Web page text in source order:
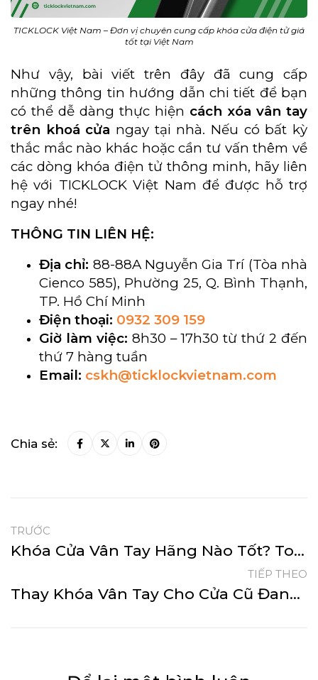
TICKLOCK Việt Nam – Đơn vị chuyên cung cấp khóa cửa điện tử giá
tốt tại Việt Nam
Như vậy, bài viết trên đây đã cung cấp
những thông tin hướng dẫn chi tiết để bạn
có thể dễ dàng thực hiện cách xóa vân tay
trên khoá cửa ngay tại nhà. Nếu có bất kỳ
thắc mắc nào khác hoặc cần tư vấn thêm về
các dòng khóa điện tử thông minh, hãy liên
hệ với TICKLOCK Việt Nam để được hỗ trợ
ngay nhé!
THÔNG TIN LIÊN HỆ:
Địa chỉ: 88-88A Nguyễn Gia Trí (Tòa nhà
Cienco 585), Phường 25, Q. Bình Thạnh,
TP. Hồ Chí Minh
Điện thoại: 0932 309 159
Giờ làm việc: 8h30 – 17h30 từ thứ 2 đến
thứ 7 hàng tuần
Email: cskh@ticklockvietnam.com
Chia sẻ:
TRƯỚC
Khóa Cửa Vân Tay Hãng Nào Tốt? Top 5 Thương Hiệu Khóa Vân Tay Nổi Tiếng Nhất 2025
TIẾP THEO
Thay Khóa Vân Tay Cho Cửa Cũ Đang Sử Dụng Như Thế Nào?